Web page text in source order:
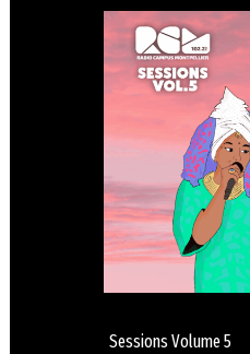
Sessions Volume 5